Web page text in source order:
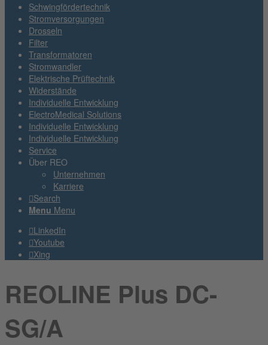
Schwingfördertechnik
Stromversorgungen
Drosseln
Filter
Transformatoren
Stromwandler
Elektrische Prüftechnik
Widerstände
Individuelle Entwicklung
ElectroMedical Solutions
Individuelle Entwicklung
Individuelle Entwicklung
Service
Über REO
Unternehmen
Karriere
Search
Menu Menu
LinkedIn
Youtube
Xing
REOLINE Plus DC-
SG/A